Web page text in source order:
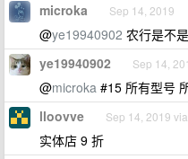
microka Sep 14, 2019
@ye19940902 农行是不
ye19940902 Sep 14,
@microka #15 所有型号
lloovve Sep 14, 2019
实体店 9 折